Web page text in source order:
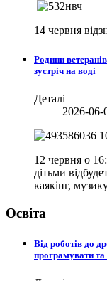
14 червня
Родини
зустріч на воді
Деталі
2026-06-
12 червня о
дітьми
каякінг,
Освіта
Від роботів до
програмувати